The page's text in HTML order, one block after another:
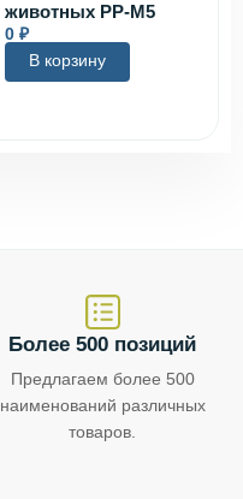
животных PP-M5
0 ₽
В корзину
Более 500 позиций
Предлагаем более 500
наименований различных
товаров.